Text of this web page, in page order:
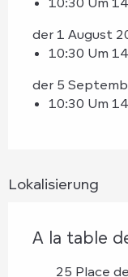
der 1 August
10:30 Um
der 5
10:30 Um
Lokalisierung
A la table
25 Place